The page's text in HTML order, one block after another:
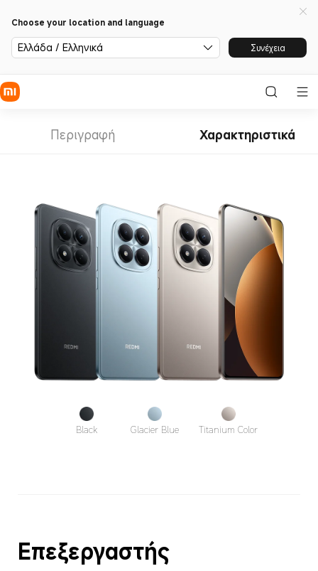
Choose your location and language
Ελλάδα / Ελληνικά Συνέχεια
Περιγραφή Χαρακτηριστικά
Black Glacier Blue Titanium Color
Επεξεργαστής